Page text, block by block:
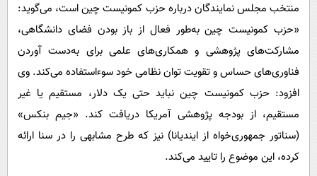
منتخب مجلس نمایندگان درباره حزب کمونیست چین است، می‌گوید:
«حزب کمونیست چین به‌طور فعال از باز بودن فضای دانشگاهی،
مشارکت‌های پژوهشی و همکاری‌های علمی برای به‌دست آوردن
فناوری‌های حساس و تقویت توان نظامی خود سوءاستفاده می‌کند. وی
افزود: حزب کمونیست چین نباید حتی یک دلار، مستقیم یا غیر
مستقیم، از بودجه پژوهشی آمریکا دریافت کند. «جیم بنکس»
(سناتور جمهوری‌خواه از ایندیانا) نیز که طرح مشابهی را در سنا ارائه
کرده، این موضوع را تایید می‌کند.